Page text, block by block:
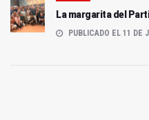
La margarita del
PUBLICADO EL 11 DE